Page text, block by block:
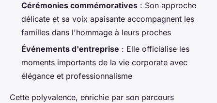
Cérémonies commémoratives : Son approche
délicate et sa voix apaisante accompagnent les
familles dans l'hommage à leurs proches
Événements d'entreprise : Elle officialise les
moments importants de la vie corporate avec
élégance et professionnalisme
Cette polyvalence, enrichie par son parcours